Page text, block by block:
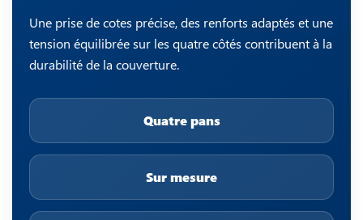
Une prise de cotes précise, des renforts adaptés et une
tension équilibrée sur les quatre côtés contribuent à la
durabilité de la couverture.
Quatre pans
Sur mesure